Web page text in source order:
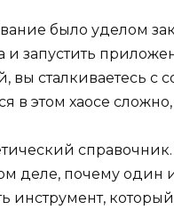
было уделом
и запустить
сталкиваетесь с
в этом хаосе
деле, почему один
инструмент, который